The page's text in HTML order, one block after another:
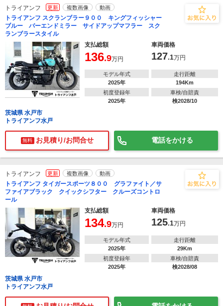
トライアンフ 更新 複数画像 動画
トライアンフ スクランブラー９００ キングフィッシャー
ブルー バーエンドミラー サイドアップマフラー スク
ランブラースタイル
支払総額
車両価格
136.9万円 127.1万円
モデル年式
2025年
走行距離
194Km
初度登録年
2025年
車検/自賠責
検2028/10
茨城県 水戸市
トライアンフ水戸
無料 お見積り/お問合せ 電話をかける
トライアンフ 更新 複数画像 動画
トライアンフ タイガースポーツ８００ グラファイト／サ
ファイアブラック クイックシフター クルーズコントロ
ール
支払総額
車両価格
134.9万円 125.1万円
モデル年式
2025年
走行距離
29Km
初度登録年
2025年
車検/自賠責
検2028/08
茨城県 水戸市
トライアンフ水戸